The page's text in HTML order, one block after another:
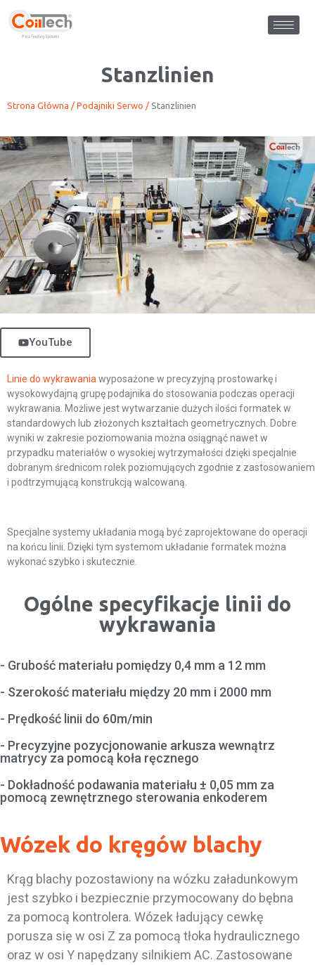
Stanzlinien
Strona Główna / Podajniki Serwo / Stanzlinien
YouTube
Linie do wykrawaniawyposażone w precyzyjną prostowarkę i
wysokowydajną grupę podajnika do stosowania podczas operacji
wykrawania. Możliwe jest wytwarzanie dużych ilości formatek w
standardowych lub złożonych kształtach geometrycznych. Dobre
wyniki w zakresie poziomowania można osiągnąć nawet w
przypadku materiałów o wysokiej wytrzymałości dzięki specjalnie
dobranym średnicom rolek poziomujących zgodnie z zastosowaniem
i podtrzymującą konstrukcją walcowaną.
Specjalne systemy układania mogą być zaprojektowane do operacji
na końcu linii. Dzięki tym systemom układanie formatek można
wykonać szybko i skutecznie.
Ogólne specyfikacje linii do
wykrawania
- Grubość materiału pomiędzy 0,4 mm a 12 mm
- Szerokość materiału między 20 mm i 2000 mm
- Prędkość linii do 60m/min
- Precyzyjne pozycjonowanie arkusza wewnątrz
matrycy za pomocą koła ręcznego
- Dokładność podawania materiału ± 0,05 mm za
pomocą zewnętrznego sterowania enkoderem
Wózek do kręgów blachy
Krąg blachy pozostawiony na wózku załadunkowym
jest szybko i bezpiecznie przymocowany do bębna
za pomocą kontrolera. Wózek ładujący cewkę
porusza się w osi Z za pomocą tłoka hydraulicznego
oraz w osi Y napędzany silnikiem AC. Zastosowane